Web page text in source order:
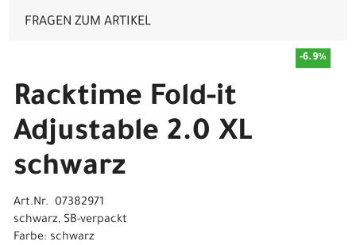
FRAGEN ZUM ARTIKEL
-6.9%
Racktime Fold-it
Adjustable 2.0 XL
schwarz
Art.Nr. 07382971
schwarz, SB-verpackt
Farbe: schwarz